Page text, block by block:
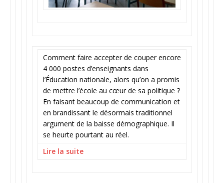
Comment faire accepter de couper encore
4 000 postes d’enseignants dans
l’Éducation nationale, alors qu’on a promis
de mettre l’école au cœur de sa politique ?
En faisant beaucoup de communication et
en brandissant le désormais traditionnel
argument de la baisse démographique. Il
se heurte pourtant au réel.
Lire la suite